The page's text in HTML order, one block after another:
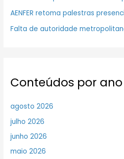
AENFER retoma palestras
Falta de autoridade
Conteúdos por ano
agosto 2026
julho 2026
junho 2026
maio 2026